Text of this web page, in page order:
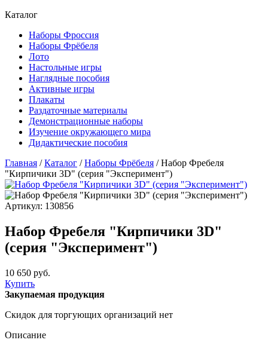
Каталог
Наборы Фроссия
Наборы Фрёбеля
Лото
Настольные игры
Наглядные пособия
Активные игры
Плакаты
Раздаточные материалы
Демонстрационные наборы
Изучение окружающего мира
Дидактические пособия
Главная /Каталог /Наборы Фрёбеля /Набор Фребеля
"Кирпичики 3D" (серия "Эксперимент")
Артикул: 130856
Набор Фребеля "Кирпичики 3D"
(серия "Эксперимент")
10 650 руб.
Купить
Закупаемая продукция
Скидок для торгующих организаций нет
Описание